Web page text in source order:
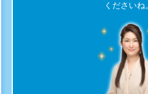
くださいね